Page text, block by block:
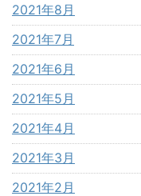
2021年8月
2021年7月
2021年6月
2021年5月
2021年4月
2021年3月
2021年2月